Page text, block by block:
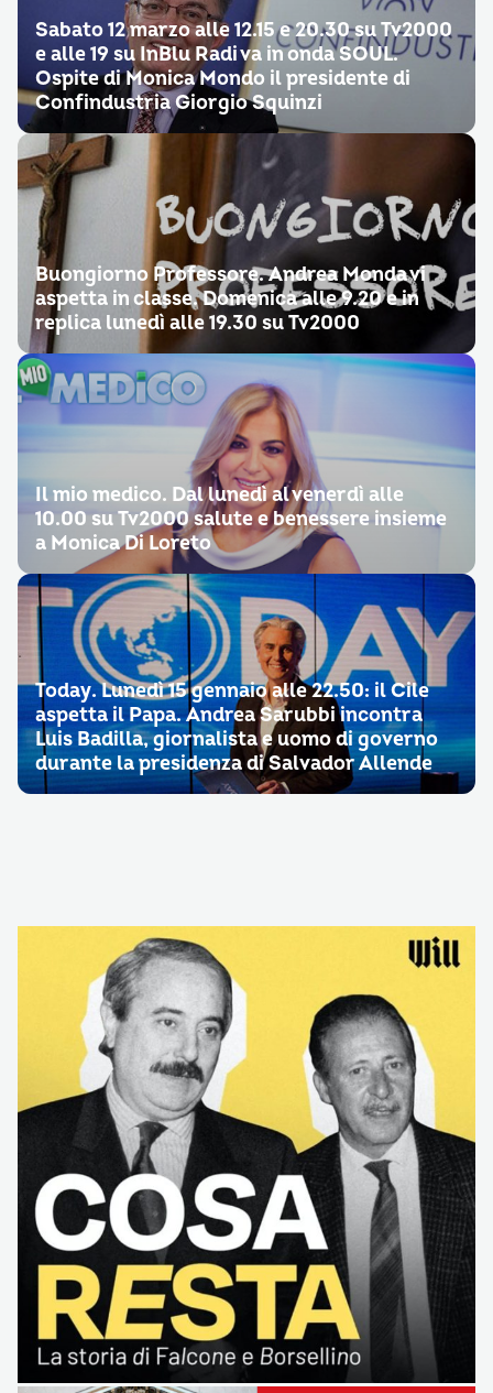
Sabato 12 marzo alle 12.15 e 20.30 su Tv2000
e alle 19 su InBlu Radi va in onda SOUL.
Ospite di Monica Mondo il presidente di
Confindustria Giorgio Squinzi
Buongiorno Professore. Andrea Monda vi
aspetta in classe. Domenica alle 9.20 e in
replica lunedì alle 19.30 su Tv2000
Il mio medico. Dal lunedì al venerdì alle
10.00 su Tv2000 salute e benessere insieme
a Monica Di Loreto
Today. Lunedì 15 gennaio alle 22.50: il Cile
aspetta il Papa. Andrea Sarubbi incontra
Luis Badilla, giornalista e uomo di governo
durante la presidenza di Salvador Allende